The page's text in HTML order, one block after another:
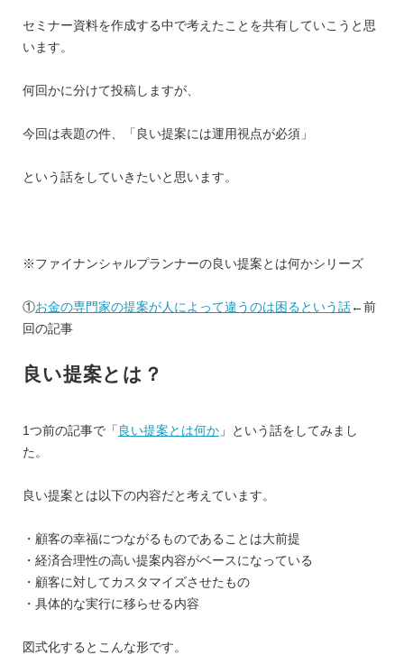
セミナー資料を作成する中で考えたことを共有していこうと思
います。
何回かに分けて投稿しますが、
今回は表題の件、「良い提案には運用視点が必須」
という話をしていきたいと思います。
※ファイナンシャルプランナーの良い提案とは何かシリーズ
①お金の専門家の提案が人によって違うのは困るという話←前
回の記事
良い提案とは？
1つ前の記事で「 良い提案とは何か 」という話をしてみまし
た。
良い提案とは以下の内容だと考えています。
・顧客の幸福につながるものであることは大前提
・経済合理性の高い提案内容がベースになっている
・顧客に対してカスタマイズさせたもの
・具体的な実行に移らせる内容
図式化するとこんな形です。